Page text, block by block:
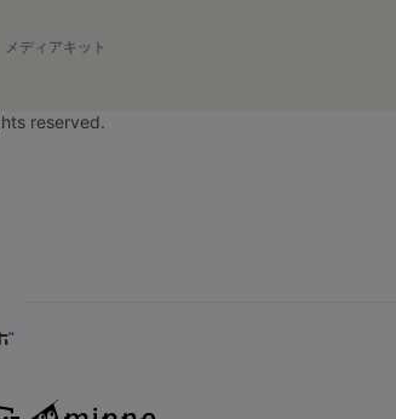
メディアキット
reserved.